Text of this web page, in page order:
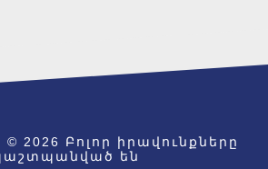
© 2026 Բոլոր իրավունքները
են